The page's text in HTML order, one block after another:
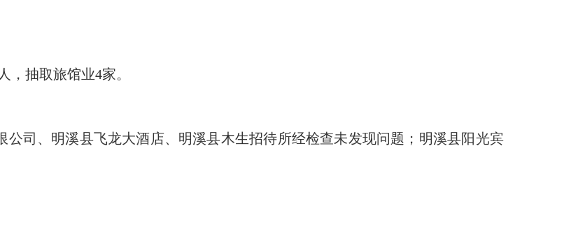
抽取旅馆业4家。
司、明溪县飞龙大酒店、明溪县木生招待所经检查未发现问题；明溪县阳光宾